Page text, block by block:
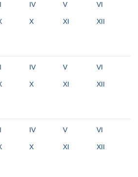
IV V VI
X XI XII
IV V VI
X XI XII
IV V VI
X XI XII